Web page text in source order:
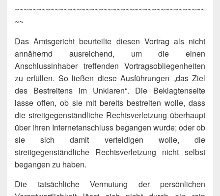
~~~~~~~~~~~~~~~~~~~~~~~~~~~~~~~~~~~~~~~~~~~
~~
Das Amtsgericht beurteilte diesen Vortrag als nicht
annähernd ausreichend, um die einen
Anschlussinhaber treffenden Vortragsobliegenheiten
zu erfüllen. So ließen diese Ausführungen „das Ziel
des Bestreitens im Unklaren“. Die Beklagtenseite
lasse offen, ob sie mit bereits bestreiten wolle, dass
die streitgegenständliche Rechtsverletzung überhaupt
über ihren Internetanschluss begangen wurde; oder ob
sie sich damit verteidigen wolle, die
streitgegenständliche Rechtsverletzung nicht selbst
begangen zu haben.
Die tatsächliche Vermutung der persönlichen